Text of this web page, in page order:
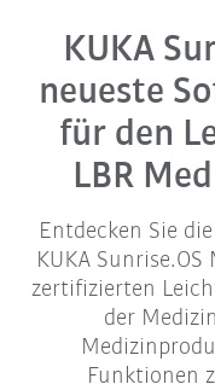
KUKA
neueste
für den
LBR
Entdecken Sie
KUKA
zertifizierten
der
Funktionen